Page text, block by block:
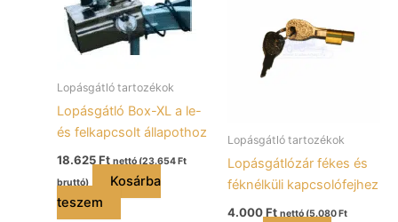
Lopásgátló tartozékok
Lopásgátló Box-XL a le-
és felkapcsolt állapothoz
18.625Ft nettó (23.654 Ft
bruttó)
Kosárba
teszem
Lopásgátló tartozékok
Lopásgátlózár fékes és
féknélküli kapcsolófejhez
4.000Ft nettó (5.080 Ft